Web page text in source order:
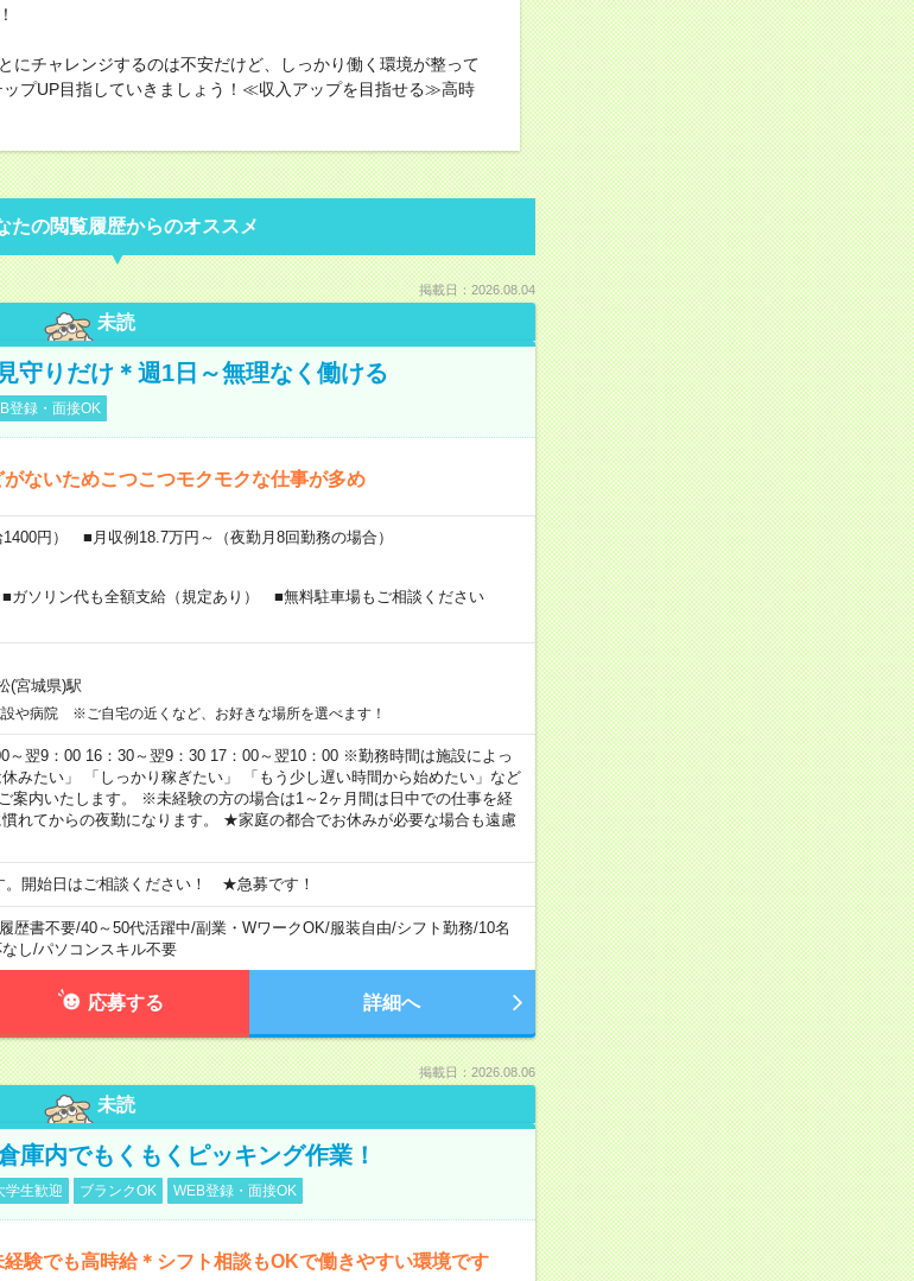
チャレンジするのは不安だけど、しっかり働く環境が整って
ップUP目指していきましょう！≪収入アップを目指せる≫高時
たの閲覧履歴からのオススメ
掲載日：2026.08.04
未読
守りだけ＊週1日～無理なく働ける
登録・面接OK
ないためこつこつモクモクな仕事が多め
円） ■月収例18.7万円～（夜勤月8回勤務の場合）
ソリン代も全額支給（規定あり） ■無料駐車場もご相談ください
(宮城県)駅
設や病院 ※ご自宅の近くなど、お好きな場所を選べます！
～翌9：00 16：30～翌9：30 17：00～翌10：00 ※勤務時間は施設によっ
みたい」 「しっかり稼ぎたい」 「もう少し遅い時間から始めたい」など
案内いたします。 ※未経験の方の場合は1～2ヶ月間は日中での仕事を経
れてからの夜勤になります。 ★家庭の都合でお休みが必要な場合も遠慮
。開始日はご相談ください！ ★急募です！
歴書不要/40～50代活躍中/副業・WワークOK/服装自由/シフト勤務/10名
し/パソコンスキル不要
応募する 詳細へ
掲載日：2026.08.06
未読
庫内でもくもくピッキング作業！
学生歓迎 ブランクOK WEB登録・面接OK
験でも高時給＊シフト相談もOKで働きやすい環境です